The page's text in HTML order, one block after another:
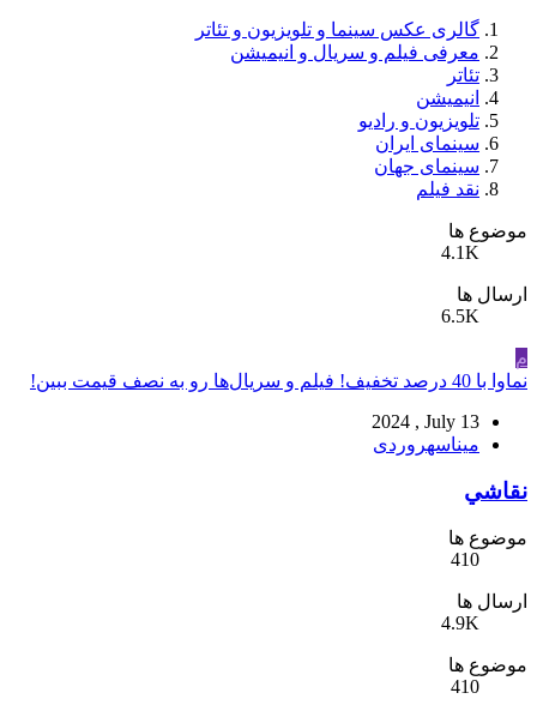
گالری عکس سينما و تلویزیون و تئاتر
معرفی فیلم و سریال و انیمیشن
تئاتر
انیمیشن
تلویزیون و رادیو
سینمای ایران
سینمای جهان
نقد فیلم
موضوع ها
4.1K
ارسال ها
6.5K
م
نماوا با 40 درصد تخفیف! فیلم و سریال‌ها رو به نصف قیمت ببین!
2024 , July 13
میناسهروردی
نقاشي
موضوع ها
410
ارسال ها
4.9K
موضوع ها
410